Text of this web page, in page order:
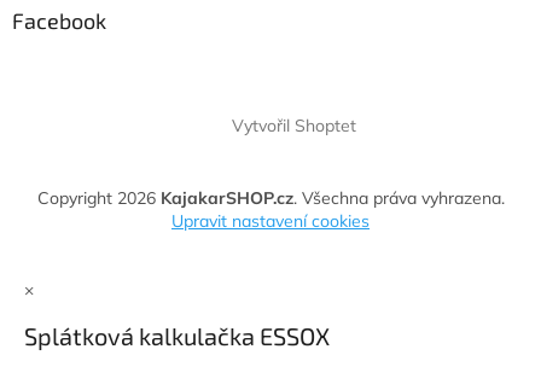
Facebook
Vytvořil Shoptet
Copyright 2026 KajakarSHOP.cz. Všechna práva vyhrazena.
Upravit nastavení cookies
×
Splátková kalkulačka ESSOX